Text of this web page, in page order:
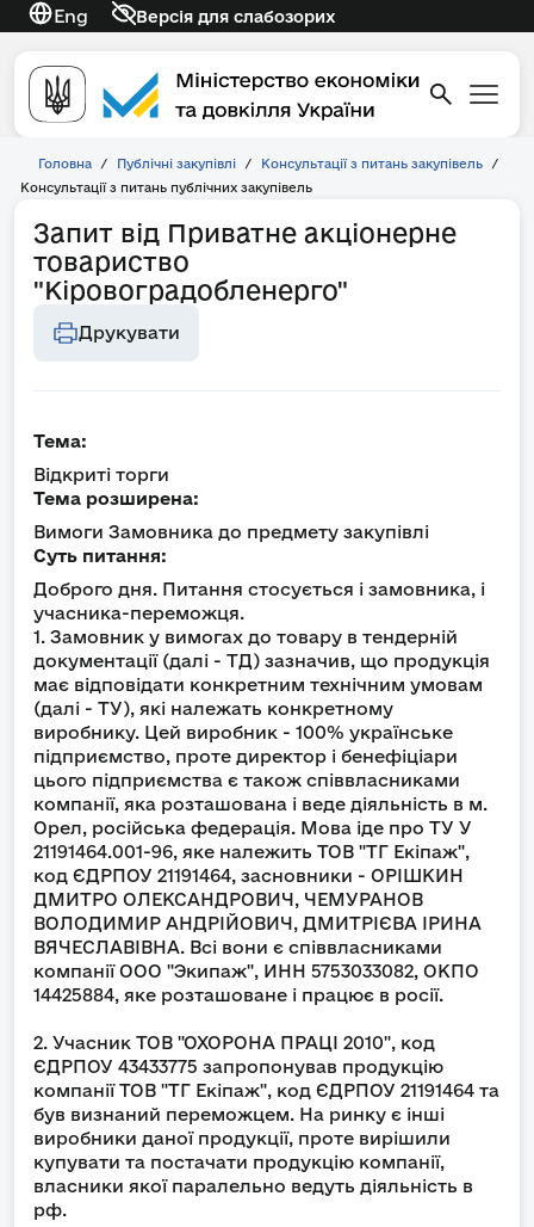
Eng Версія для слабозорих
Головна / Публічні закупівлі / Консультації з питань закупівель
/
Консультації з питань публічних закупівель
Запит від Приватне акціонерне
товариство
"Кіровоградобленерго"
Друкувати
Тема:
Відкриті торги
Тема розширена:
Вимоги Замовника до предмету закупівлі
Суть питання:
Доброго дня. Питання стосується і замовника, і
учасника-переможця.
1. Замовник у вимогах до товару в тендерній
документації (далі - ТД) зазначив, що продукція
має відповідати конкретним технічним умовам
(далі - ТУ), які належать конкретному
виробнику. Цей виробник - 100% українське
підприємство, проте директор і бенефіціари
цього підприємства є також співвласниками
компанії, яка розташована і веде діяльність в м.
Орел, російська федерація. Мова іде про ТУ У
21191464.001-96, яке належить ТОВ "ТГ Екіпаж",
код ЄДРПОУ 21191464, засновники - ОРІШКИН
ДМИТРО ОЛЕКСАНДРОВИЧ, ЧЕМУРАНОВ
ВОЛОДИМИР АНДРІЙОВИЧ, ДМИТРІЄВА ІРИНА
ВЯЧЕСЛАВІВНА. Всі вони є співвласниками
компанії ООО "Экипаж", ИНН 5753033082, ОКПО
14425884, яке розташоване і працює в росії.
2. Учасник ТОВ "ОХОРОНА ПРАЦІ 2010", код
ЄДРПОУ 43433775 запропонував продукцію
компанії ТОВ "ТГ Екіпаж", код ЄДРПОУ 21191464 та
був визнаний переможцем. На ринку є інші
виробники даної продукції, проте вирішили
купувати та постачати продукцію компанії,
власники якої паралельно ведуть діяльність в
рф.